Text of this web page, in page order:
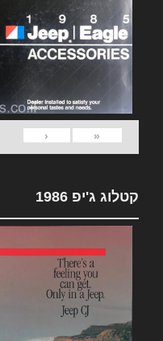
«
‹
קטלוג ג'יפ 1986